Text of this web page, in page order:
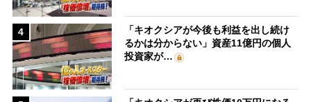
4
「キオクシアが今後も利益を出し続け
るかは分からない」資産11億円の個人
投資家が…